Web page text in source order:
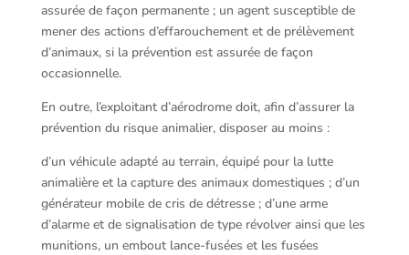
assurée de façon permanente ; un agent susceptible de
mener des actions d’effarouchement et de prélèvement
d’animaux, si la prévention est assurée de façon
occasionnelle.
En outre, l’exploitant d’aérodrome doit, afin d’assurer la
prévention du risque animalier, disposer au moins :
d’un véhicule adapté au terrain, équipé pour la lutte
animalière et la capture des animaux domestiques ; d’un
générateur mobile de cris de détresse ; d’une arme
d’alarme et de signalisation de type révolver ainsi que les
munitions, un embout lance-fusées et les fusées